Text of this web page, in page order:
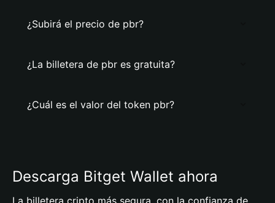
¿Subirá el precio de pbr?
¿La billetera de pbr es gratuita?
¿Cuál es el valor del token pbr?
Descarga Bitget Wallet ahora
La billetera cripto más segura, con la confianza de